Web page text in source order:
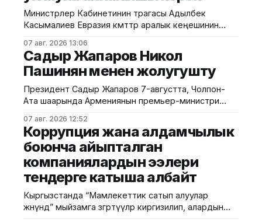
Министрлер Кабинетинин төрагасы Адылбек
Касымалиев Евразия өкмөттөр аралык кеңешинин
ЕАЭБдин мындан аркы өнүгүүсүнүн негизги
багыттарына токтолду. Бул тууралуу Өкмөттүн
басма сөз кызматынан билдиришти. Ал "Евразиялык
чейинки стратегиялык багытты аныктаганын жана
бүгүнкү күндө ал бекитилген Иш-чаралар планында
конкреттүү түргө
07 авг. 2026 13:06
Садыр Жапаров Никол
Пашинян менен жолугушту
Президент Садыр Жапаров 7-августта, Чолпон-
Ата шаарында Армениянын премьер-министри
президенттин расмий сайтына жарыяланды.
Маалыматка таянсак, жолугушууда эки тараптуу
мамилелерди өнүктүрүүнүн актуалдуу маселелери,
соода-экономикалык жана инвестициялык
кызматташууну кеңейтүү, ошондой эле өз ара
кызыкчылык жараткан аймактык жана эл аралык
күн тартибиндеги маселелер боюнча
07 авг. 2026 12:52
Коррупция жана алдамчылык
боюнча айыпталган
компаниялардын ээлери
тендерге катыша албайт
Кыргызстанда “Мамлекеттик сатып алуулар
жөнүндө” мыйзамга өзгөртүүлөр киргизилип, алардын